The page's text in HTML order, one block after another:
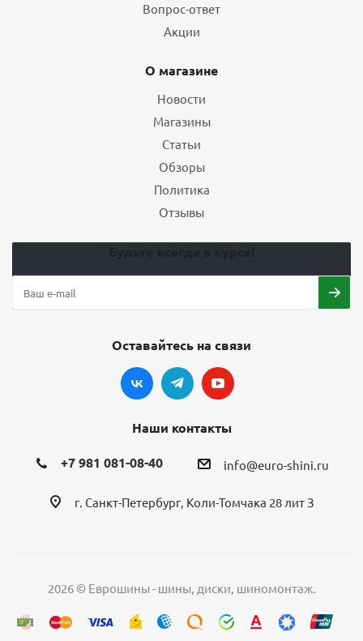
Вопрос-ответ
Акции
О магазине
Новости
Магазины
Статьи
Обзоры
Политика
Отзывы
Оставайтесь на связи
Наши контакты
+7 981 081-08-40 info@euro-shini.ru
г. Санкт-Петербург, Коли-Томчака 28 лит З
2026 © Еврошины - шины, диски, шиномонтаж.